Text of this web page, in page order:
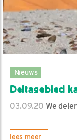
Nieuws
Deltagebied
03.09.20 We
lees meer